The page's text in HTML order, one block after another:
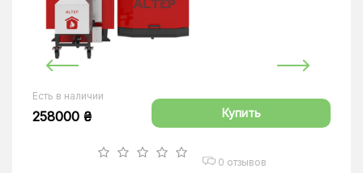
Есть в наличии
258000 ₴ Купить
0 отзывов